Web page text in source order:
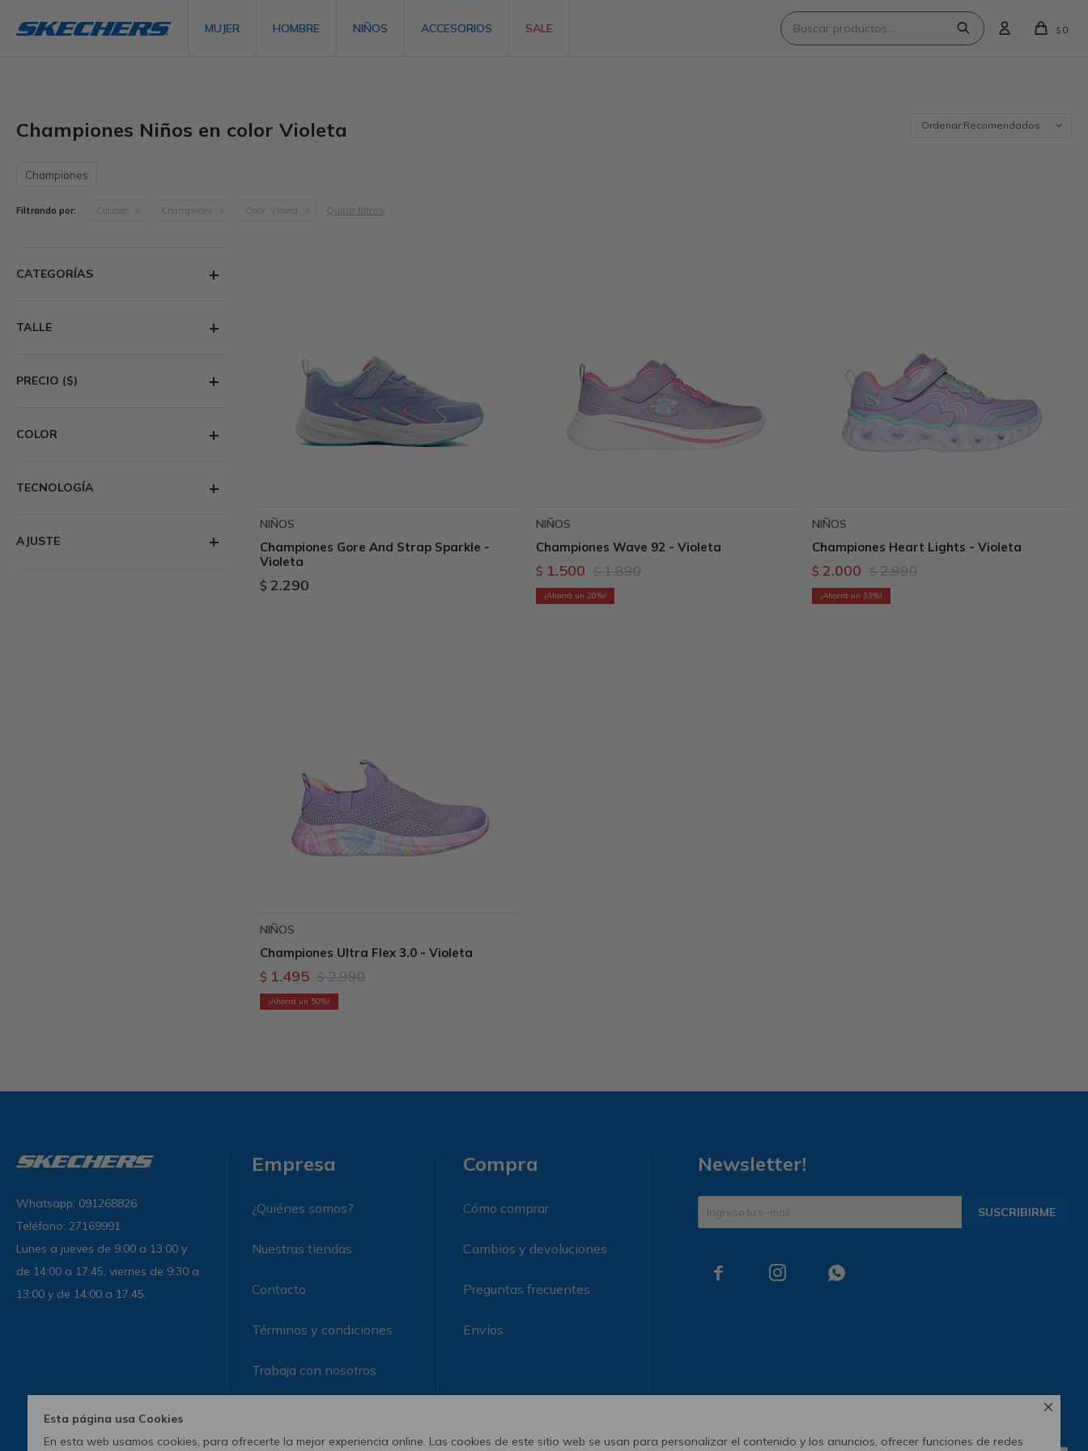

Esta página usa Cookies
En esta web usamos cookies, para ofrecerte la mejor experiencia online. Las cookies de este sitio web se usan para personalizar el contenido y los anuncios, ofrecer funciones de redes
MUJER HOMBRE NIÑOS ACCESORIOS SALE $ 0
Championes Niños en color Violeta Recomendados
Championes
Filtrando por: Calzado Championes Color: Violeta Quitar filtros
NIÑOS
Championes Gore And Strap Sparkle -
Violeta
$ 2.290
NIÑOS
Championes Wave 92 - Violeta
$ 1.500 $ 1.890
20
NIÑOS
Championes Heart Lights - Violeta
$ 2.000 $ 2.990
33
NIÑOS
Championes Ultra Flex 3.0 - Violeta
$ 1.495 $ 2.990
50
CATEGORÍAS
TALLE
PRECIO ($)
COLOR
TECNOLOGÍA
AJUSTE
Whatsapp: 091268826
Teléfono: 27169991
Lunes a jueves de 9:00 a 13:00 y
de 14:00 a 17:45, viernes de 9:30 a
13:00 y de 14:00 a 17:45.
Empresa
¿Quiénes somos?
Nuestras tiendas
Contacto
Términos y condiciones
Trabaja con nosotros
Compra
Cómo comprar
Cambios y devoluciones
Preguntas frecuentes
Envíos
Newsletter!
SUSCRIBIRME
  